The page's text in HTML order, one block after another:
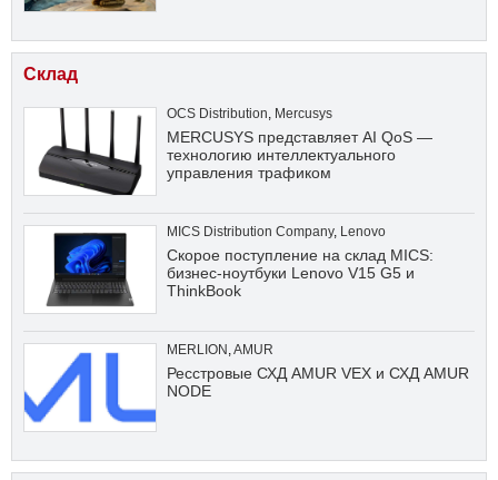
Склад
OCS Distribution, Mercusys
MERCUSYS представляет AI QoS —
технологию интеллектуального
управления трафиком
MICS Distribution Company, Lenovo
Скорое поступление на склад MICS:
бизнес-ноутбуки Lenovo V15 G5 и
ThinkBook
MERLION ,AMUR
Ресстровые СХД AMUR VEX и СХД AMUR
NODE